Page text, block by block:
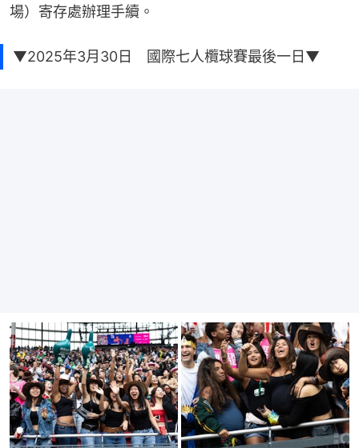
場）寄存處辦理手續。
▼2025年3月30日 國際七人欖球賽最後一日▼